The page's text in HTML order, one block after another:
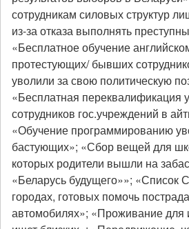
сотрудникам силовых структур
из-за отказа выполнять
«Бесплатное обучение
протестующих/ бывших
уволили за свою политическую
«Бесплатная переквалификация
сотрудников гос.учреждений в
«Обучение программированию
бастующих»; «Сбор вещей для
которых родители вышли на
«Беларусь будущего»»; «Список
городах, готовых помочь
автомобилях»; «Проживание для